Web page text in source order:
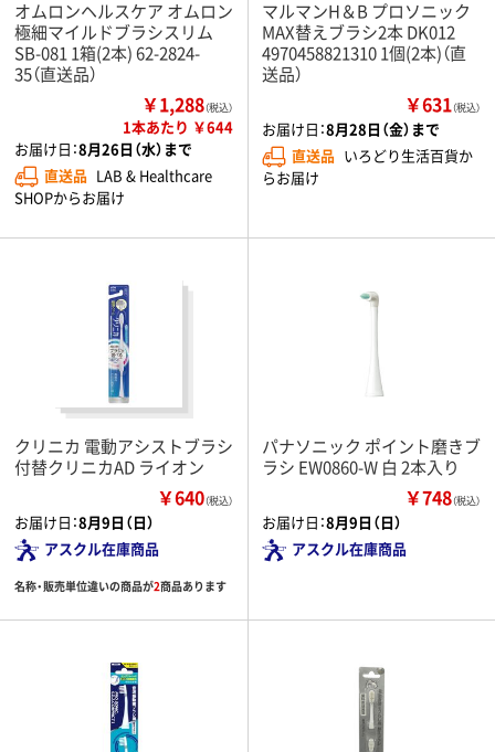
オムロンヘルスケア オムロン
極細マイルドブラシスリム
SB-081 1箱(2本) 62-2824-
35（直送品）
￥1,288（税込）
1本あたり ￥644
お届け日：8月26日（水）まで
直送品 LAB & Healthcare
SHOPからお届け
マルマンH＆B プロソニック
MAX替えブラシ2本 DK012
4970458821310 1個(2本)（直
送品）
￥631（税込）
お届け日：8月28日（金）まで
直送品 いろどり生活百貨か
らお届け
クリニカ 電動アシストブラシ
付替クリニカAD ライオン
￥640（税込）
お届け日：8月9日（日）
アスクル在庫商品
名称・販売単位違いの商品が2商品あります
パナソニック ポイント磨きブ
ラシ EW0860-W 白 2本入り
￥748（税込）
お届け日：8月9日（日）
アスクル在庫商品